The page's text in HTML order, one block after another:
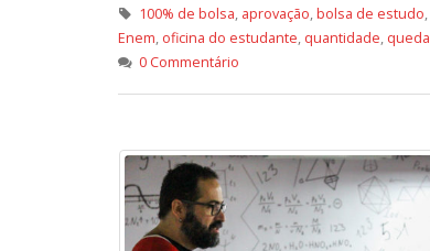
100% de bolsa, aprovação,bolsa de estudo,
Enem, oficina do estudante, quantidade, queda
0 Commentário